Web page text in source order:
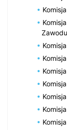
Zawodu